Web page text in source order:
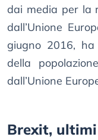
dai media per la
dall’Unione
giugno 2016,
della
dall’Unione
Brexit,